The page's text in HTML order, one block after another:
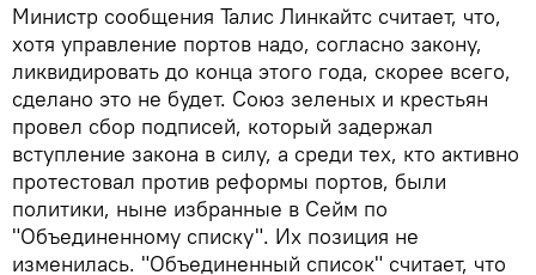
Министр сообщения Талис Линкайтс считает, что,
хотя управление портов надо, согласно закону,
ликвидировать до конца этого года, скорее всего,
сделано это не будет. Союз зеленых и крестьян
провел сбор подписей, который задержал
вступление закона в силу, а среди тех, кто активно
протестовал против реформы портов, были
политики, ныне избранные в Сейм по
"Объединенному списку". Их позиция не
изменилась. "Объединенный список" считает, что